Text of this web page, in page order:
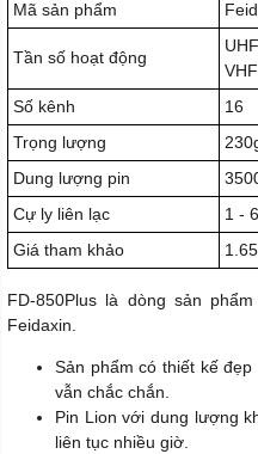
Mã sản phẩm
Tần số hoạt động
Số kênh
16
Trọng lượng
Dung lượng pin
Cự ly liên lạc
1 -
Giá tham khảo
FD-850Plus là dòng sản
Feidaxin.
Sản phẩm có thiết kế
vẫn chắc chắn.
Pin Lion với dung lượng
liên tục nhiều giờ.